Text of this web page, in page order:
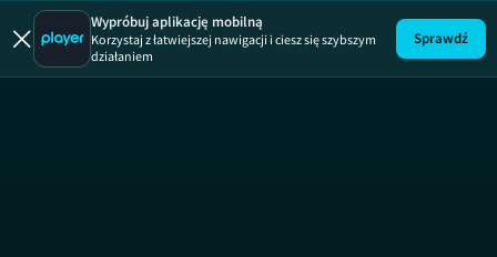
Naznaczony
Wypróbuj aplikację mobilną
Korzystaj z łatwiejszej nawigacji i ciesz się szybszym
działaniem
Sprawdź